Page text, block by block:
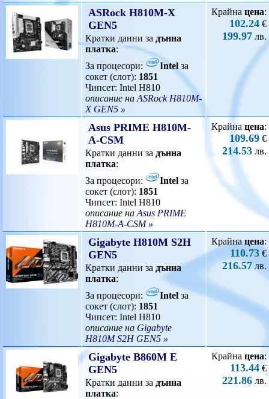
ASRock H810M-X
GEN5
Кратки данни за дънна
платка:
За процесори:
Intel за
сокет (слот): 1851
Чипсет: Intel H810
описание на ASRock H810M-
X GEN5 »
Крайна цена:
102.24 €
199.97 лв.
Asus PRIME H810M-
A-CSM
Кратки данни за дънна
платка:
За процесори:
Intel за
сокет (слот): 1851
Чипсет: Intel H810
описание на Asus PRIME
H810M-A-CSM »
Крайна цена:
109.69 €
214.53 лв.
Gigabyte H810M S2H
GEN5
Кратки данни за дънна
платка:
За процесори:
Intel за
сокет (слот): 1851
Чипсет: Intel H810
описание на Gigabyte
H810M S2H GEN5 »
Крайнацена:
110.73 €
216.57 лв.
Gigabyte B860M E
GEN5
Кратки данни за дънна
платка:
Крайна цена:
113.44 €
221.86 лв.